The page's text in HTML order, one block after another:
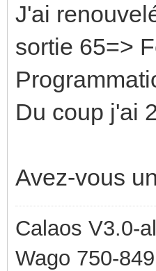
J'ai
sortie 65=>
Du coup j'ai
Avez-vous
Calaos V3.0-
Wago 750-